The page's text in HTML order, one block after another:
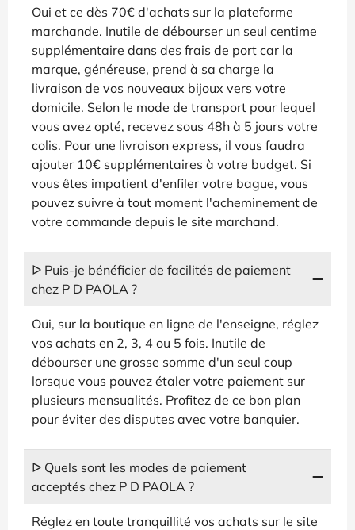
Oui et ce dès 70€ d'achats sur la plateforme
marchande. Inutile de débourser un seul centime
supplémentaire dans des frais de port car la
marque, généreuse, prend à sa charge la
livraison de vos nouveaux bijoux vers votre
domicile. Selon le mode de transport pour lequel
vous avez opté, recevez sous 48h à 5 jours votre
colis. Pour une livraison express, il vous faudra
ajouter 10€ supplémentaires à votre budget. Si
vous êtes impatient d'enfiler votre bague, vous
pouvez suivre à tout moment l'acheminement de
votre commande depuis le site marchand.
ᐅ Puis-je bénéficier de facilités de paiement
chez P D PAOLA ?
Oui, sur la boutique en ligne de l'enseigne, réglez
vos achats en 2, 3, 4 ou 5 fois. Inutile de
débourser une grosse somme d'un seul coup
lorsque vous pouvez étaler votre paiement sur
plusieurs mensualités. Profitez de ce bon plan
pour éviter des disputes avec votre banquier.
ᐅ Quels sont les modes de paiement
acceptés chez P D PAOLA ?
Réglez en toute tranquillité vos achats sur le site